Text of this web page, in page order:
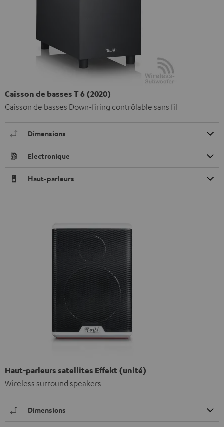
Caisson de basses T 6 (2020)
Caisson de basses Down-firing contrôlable sans fil
Dimensions
Electronique
Haut-parleurs
Haut-parleurs satellites Effekt (unité)
Wireless surround speakers
Dimensions